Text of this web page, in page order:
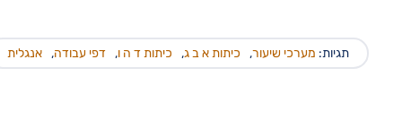
תגיות: מערכי שיעור, כיתות א ב ג, כיתות ד ה ו, דפי עבודה, אנגלית